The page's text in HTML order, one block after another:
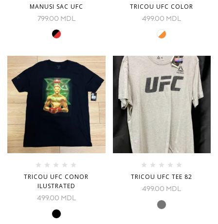
MANUSI SAC UFC
799.00 MDL
TRICOU UFC COLOR
499.00 MDL
TRICOU UFC CONOR
ILUSTRATED
499.00 MDL
TRICOU UFC TEE 82
499.00 MDL